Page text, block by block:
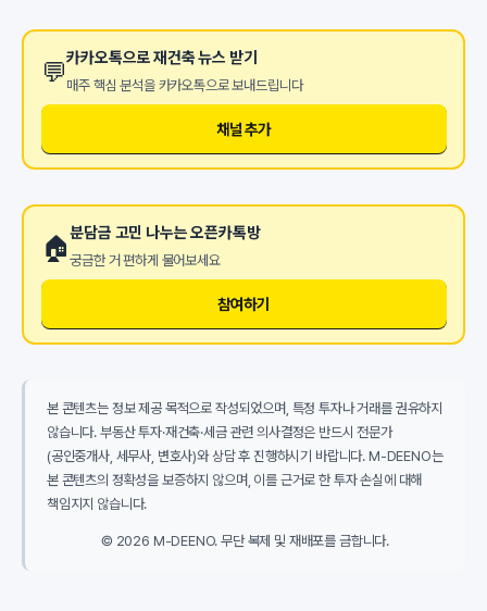
💬카카오톡으로 재건축 뉴스 받기
매주 핵심 분석을 카카오톡으로 보내드립니다
채널 추가
🏠분담금 고민 나누는 오픈카톡방
궁금한 거 편하게 물어보세요
참여하기
본 콘텐츠는 정보 제공 목적으로 작성되었으며, 특정 투자나 거래를 권유하지
않습니다. 부동산 투자·재건축·세금 관련 의사결정은 반드시 전문가
(공인중개사, 세무사, 변호사)와 상담 후 진행하시기 바랍니다. M-DEENO는
본 콘텐츠의 정확성을 보증하지 않으며, 이를 근거로 한 투자 손실에 대해
책임지지 않습니다.
© 2026 M-DEENO. 무단 복제 및 재배포를 금합니다.